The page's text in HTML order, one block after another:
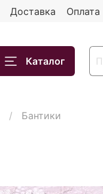
Доставка Оплата
Каталог
Бантики